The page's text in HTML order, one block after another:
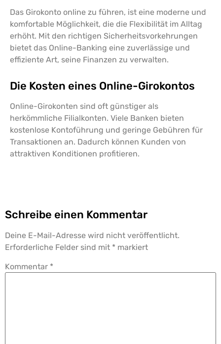
Das Girokonto online zu führen, ist eine moderne und
komfortable Möglichkeit, die die Flexibilität im Alltag
erhöht. Mit den richtigen Sicherheitsvorkehrungen
bietet das Online-Banking eine zuverlässige und
effiziente Art, seine Finanzen zu verwalten.
Die Kosten eines Online-Girokontos
Online-Girokonten sind oft günstiger als
herkömmliche Filialkonten. Viele Banken bieten
kostenlose Kontoführung und geringe Gebühren für
Transaktionen an. Dadurch können Kunden von
attraktiven Konditionen profitieren.
Schreibe einen Kommentar
Deine E-Mail-Adresse wird nicht veröffentlicht.
Erforderliche Felder sind mit * markiert
Kommentar *